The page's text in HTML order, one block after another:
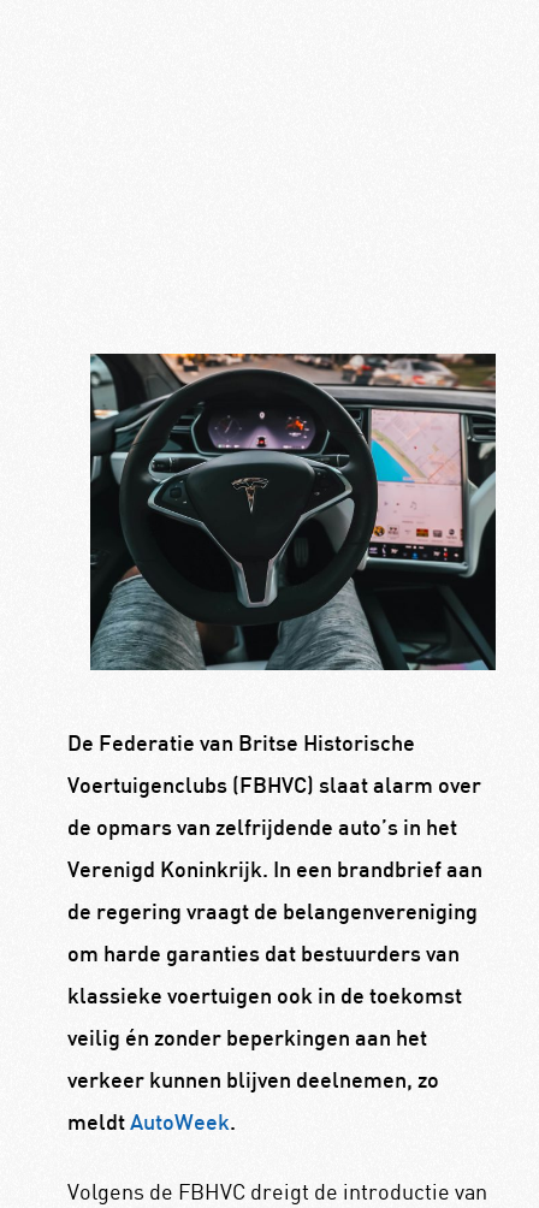
De Federatie van Britse Historische
Voertuigenclubs (FBHVC) slaat alarm over
de opmars van zelfrijdende auto’s in het
Verenigd Koninkrijk. In een brandbrief aan
de regering vraagt de belangenvereniging
om harde garanties dat bestuurders van
klassieke voertuigen ook in de toekomst
veilig én zonder beperkingen aan het
verkeer kunnen blijven deelnemen, zo
meldt AutoWeek.
Volgens de FBHVC dreigt de introductie van